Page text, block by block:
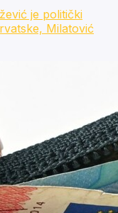
je politički
Milatović